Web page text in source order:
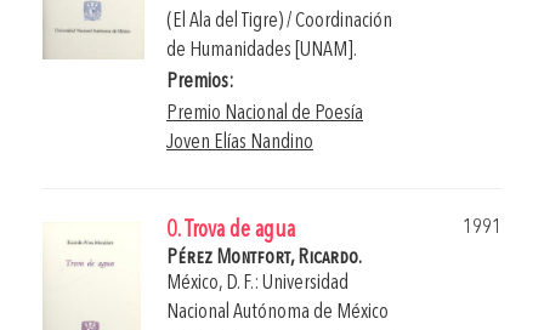
(El Ala del Tigre) / Coordinación
de Humanidades [UNAM].
Premios:
Premio Nacional de Poesía
Joven Elías Nandino
0. Trova de agua
1991
Pérez Montfort, Ricardo.
México, D. F.: Universidad
Nacional Autónoma de México